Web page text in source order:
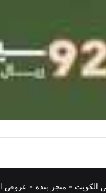
الكويت - متجر بنده - عروض